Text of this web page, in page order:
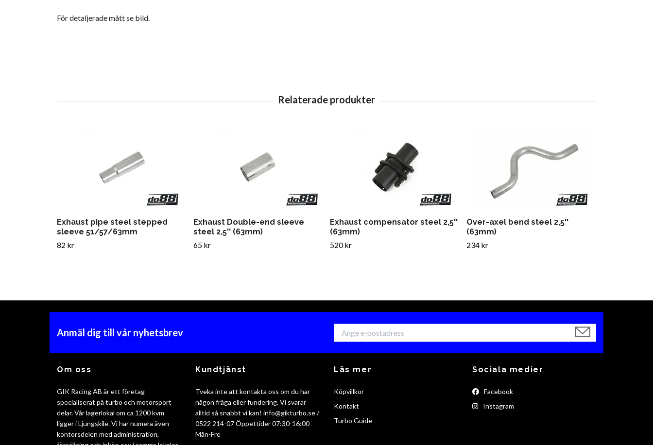
För detaljerade mått se bild.
Exhaust pipe steel stepped
sleeve 51/57/63mm
82 kr
Exhaust Double-end sleeve
steel 2,5'' (63mm)
65 kr
Exhaust compensator steel 2,5''
(63mm)
520 kr
Over-axel bend steel 2,5''
(63mm)
234 kr
Anmäl dig till vår nyhetsbrev
Om oss
GIK Racing AB är ett företag
specialiserat på turbo och motorsport
delar. Vår lagerlokal om ca 1200 kvm
ligger i Ljungskile. Vi har numera även
kontorsdelen med administration,
Kundtjänst
Tveka inte att kontakta oss om du har
någon fråga eller fundering. Vi svarar
alltid så snabbt vi kan! info@gikturbo.se/
0522 214-07 Öppettider 07:30-16:00
Mån-Fre
Läs mer
Köpvillkor
Kontakt
Turbo Guide
Sociala medier
Facebook
Instagram